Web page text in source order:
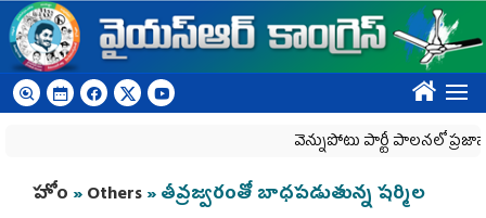
Skip to main content
????
వెన్నుపోటు పార్టీ పాలనలో
You are here
హోం »Others» తీవ్రజ్వరంతో బాధపడుతున్న షర్మిల